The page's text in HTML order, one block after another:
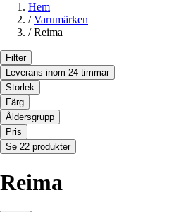
Hem
/ Varumärken
/ Reima
Filter
Leverans inom 24 timmar
Storlek
Färg
Åldersgrupp
Pris
Se 22 produkter
Reima